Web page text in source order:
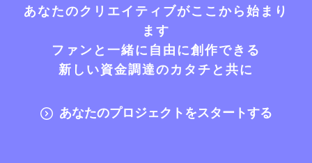
あなたのクリエイティブがここから始まり
ます
ファンと一緒に自由に創作できる
新しい資金調達のカタチと共に
あなたのプロジェクトをスタートする